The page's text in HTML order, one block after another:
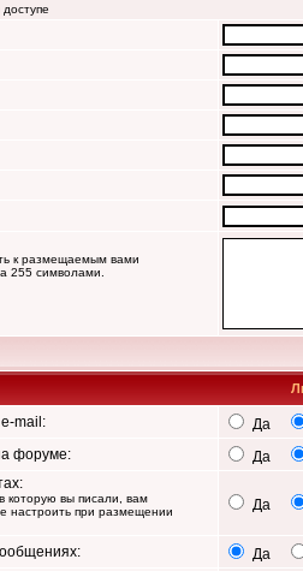
к размещаемым вами
255 символами.
mail:
Да
форуме:
Да
которую вы писали, вам
настроить при размещении
Да
Да